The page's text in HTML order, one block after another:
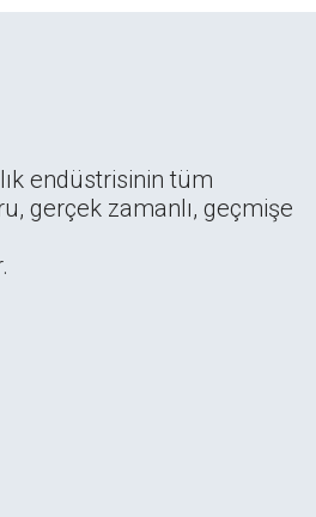
endüstrisinin tüm
gerçek zamanlı, geçmişe